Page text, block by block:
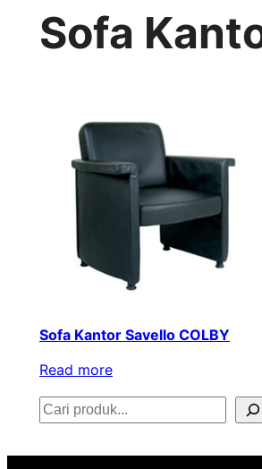
Sofa
Sofa Kantor Savello COLBY
Read more
S